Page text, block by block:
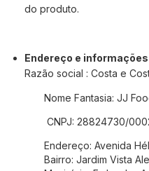
do produto.
Endereço e
Razão social : Costa e
Nome Fantasia: JJ
CNPJ: 28824730/
Endereço: Avenida
Bairro: Jardim Vista